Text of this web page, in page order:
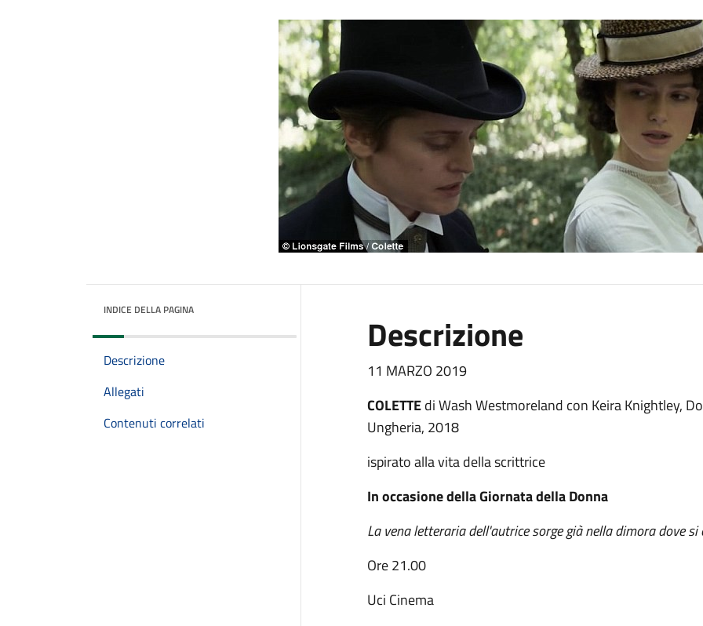
INDICE DELLA PAGINA
Descrizione
Allegati
Contenuti correlati
Descrizione
11 MARZO 2019
COLETTEdi Wash Westmoreland con Keira Knightley,
Ungheria, 2018
ispirato alla vita della scrittrice
In occasione della Giornata della Donna
La vena letteraria dell'autrice sorge già nella dimora dove
Ore 21.00
Uci Cinema